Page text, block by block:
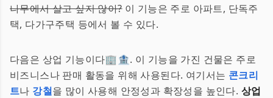
나무에서 살고 싶지 않아?이 기능은 주로 아파트, 단독주
택, 다가구주택 등에서 볼 수 있다.
다음은 상업 기능이다🏢🏦. 이 기능을 가진 건물은 주로
비즈니스나 판매 활동을 위해 사용된다. 여기서는 콘크리
트나 강철을 많이 사용해 안정성과 확장성을 높인다. 상업